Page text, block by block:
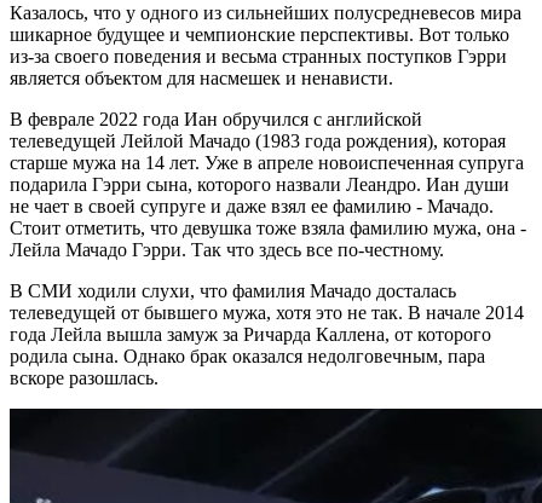
Казалось, что у одного из сильнейших полусредневесов мира
шикарное будущее и чемпионские перспективы. Вот только
из-за своего поведения и весьма странных поступков Гэрри
является объектом для насмешек и ненависти.
В феврале 2022 года Иан обручился с английской
телеведущей Лейлой Мачадо (1983 года рождения), которая
старше мужа на 14 лет. Уже в апреле новоиспеченная супруга
подарила Гэрри сына, которого назвали Леандро. Иан души
не чает в своей супруге и даже взял ее фамилию - Мачадо.
Стоит отметить, что девушка тоже взяла фамилию мужа, она -
Лейла Мачадо Гэрри. Так что здесь все по-честному.
В СМИ ходили слухи, что фамилия Мачадо досталась
телеведущей от бывшего мужа, хотя это не так. В начале 2014
года Лейла вышла замуж за Ричарда Каллена, от которого
родила сына. Однако брак оказался недолговечным, пара
вскоре разошлась.